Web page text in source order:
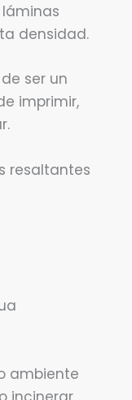
densidad.
ser un
imprimir,
resaltantes
ambiente